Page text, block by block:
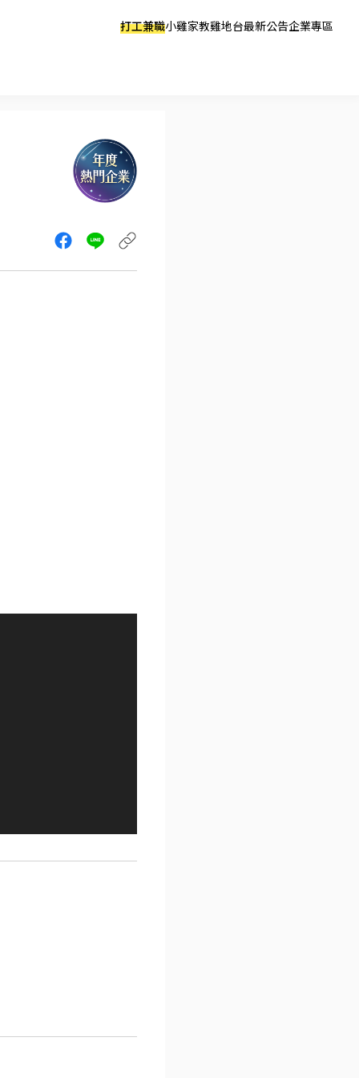
打工兼職小雞家教雞地台最新公告企業專區